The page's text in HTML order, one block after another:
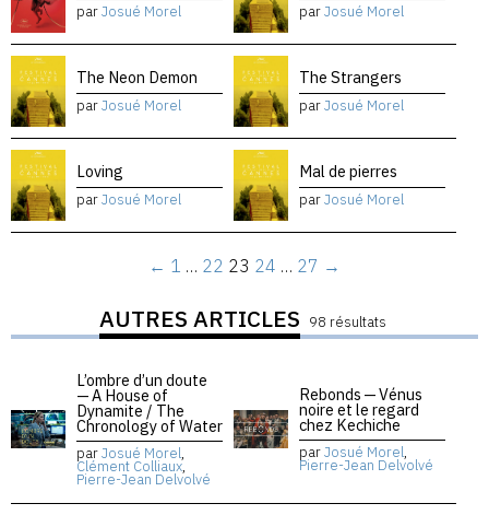
parJosué Morel parJosué Morel
The Neon Demon
parJosué Morel
The Strangers
parJosué Morel
Loving
parJosué Morel
Mal de pierres
parJosué Morel
← 1 … 22 23 24 … 27 →
AUTRES ARTICLES 98 résultats
L’ombre d’un doute
— A House of
Dynamite / The
Chronology of Water
parJosué Morel,
Clément Colliaux,
Pierre-Jean Delvolvé
Rebonds — Vénus
noire et le regard
chez Kechiche
parJosué Morel,
Pierre-Jean Delvolvé